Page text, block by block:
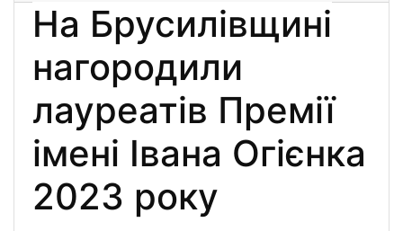
На Брусилівщині
нагородили
лауреатів Премії
імені Івана Огієнка
2023 року